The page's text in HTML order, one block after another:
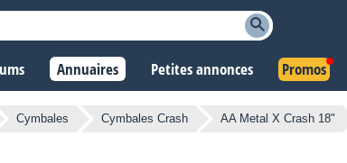
Annuaires Petites annonces Promos
Cymbales Cymbales Crash AA Metal X Crash 18"